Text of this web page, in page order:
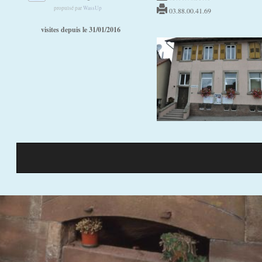
propulsé parWassUp
visites depuis le 31/01/2016
03.88.00.41.69